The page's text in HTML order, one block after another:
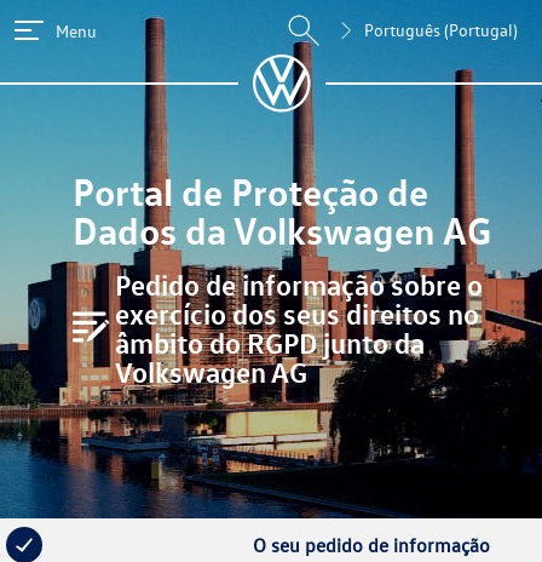
Menu Português (Portugal)
Portal de Proteção de
Dados da Volkswagen AG
Pedido de informação sobre o
exercício dos seus direitos no
âmbito do RGPD junto da
Volkswagen AG
O seu pedido de informação